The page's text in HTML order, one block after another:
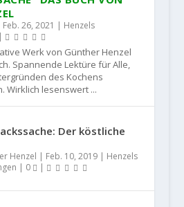
Feb. 26, 2021 | Henzels
|
Werk von Günther Henzel
Spannende Lektüre für Alle,
des Kochens
Wirklich lesenswert ...
Der köstliche
Henzel | Feb. 10, 2019| Henzels
| 0 |